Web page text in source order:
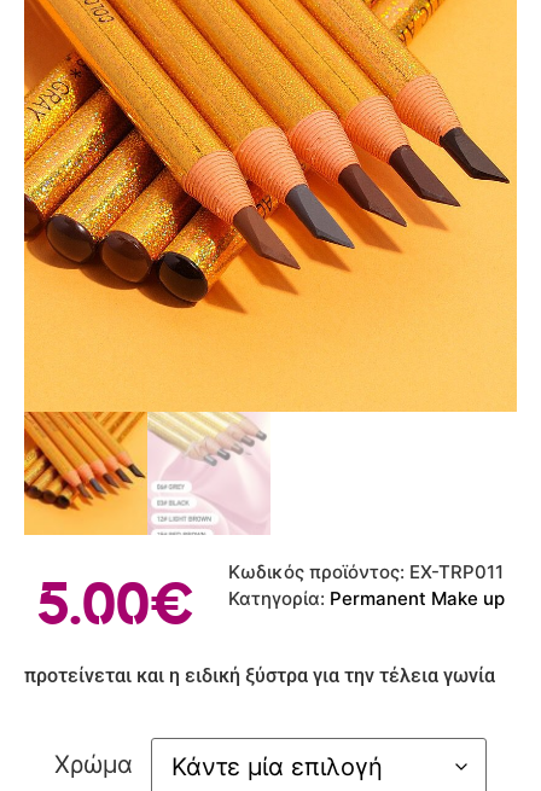
5.00€ Κωδικός προϊόντος: EX-TRP011
Κατηγορία: Permanent Make up
προτείνεται και η ειδική ξύστρα για την τέλεια γωνία
Χρώμα